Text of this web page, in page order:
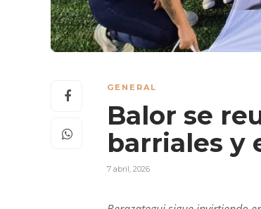
GENERAL
Balor se
barriales y
7 abril, 2026